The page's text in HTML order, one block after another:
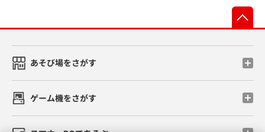
あそび場をさがす
ゲーム機をさがす